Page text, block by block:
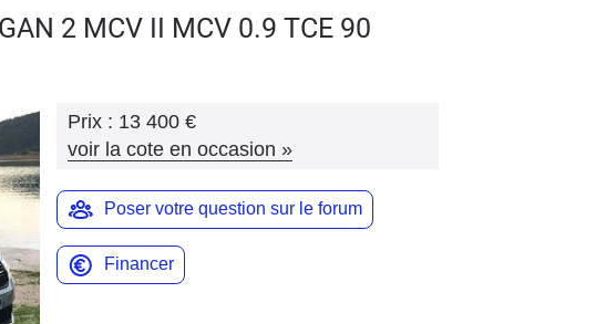
2 MCV II MCV 0.9 TCE 90
Prix : 13 400 €
voir la cote en occasion »
Poser votre question sur le forum
Financer